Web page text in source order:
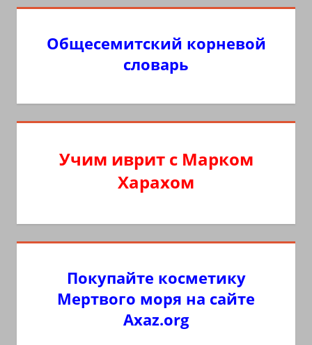
Общесемитский корневой
словарь
Учим иврит с Марком
Харахом
Покупайте косметику
Мертвого моря на сайте
Axaz.org